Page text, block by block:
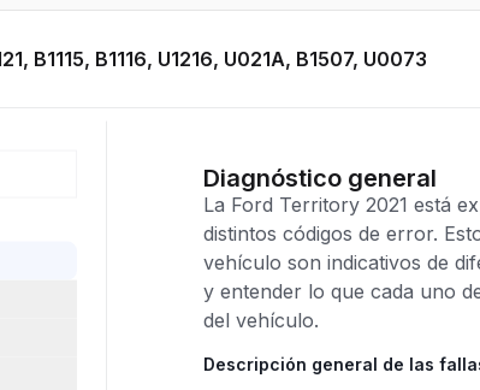
B1115, B1116, U1216, U021A, B1507, U0073
Diagnóstico general
La Ford Territory 2021 está
distintos códigos de error.
vehículo son indicativos de
y entender lo que cada uno
del vehículo.
Descripción general de las